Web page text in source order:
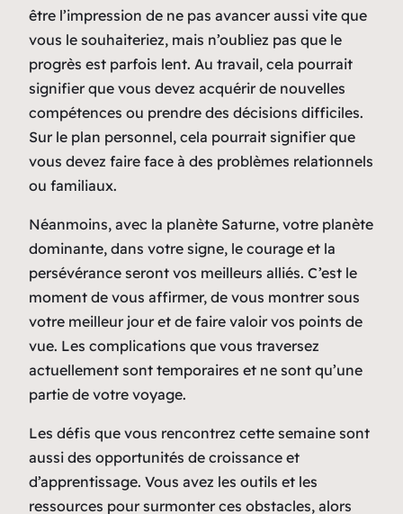
être l’impression de ne pas avancer aussi vite que
vous le souhaiteriez, mais n’oubliez pas que le
progrès est parfois lent. Au travail, cela pourrait
signifier que vous devez acquérir de nouvelles
compétences ou prendre des décisions difficiles.
Sur le plan personnel, cela pourrait signifier que
vous devez faire face à des problèmes relationnels
ou familiaux.
Néanmoins, avec la planète Saturne, votre planète
dominante, dans votre signe, le courage et la
persévérance seront vos meilleurs alliés. C’est le
moment de vous affirmer, de vous montrer sous
votre meilleur jour et de faire valoir vos points de
vue. Les complications que vous traversez
actuellement sont temporaires et ne sont qu’une
partie de votre voyage.
Les défis que vous rencontrez cette semaine sont
aussi des opportunités de croissance et
d’apprentissage. Vous avez les outils et les
ressources pour surmonter ces obstacles, alors